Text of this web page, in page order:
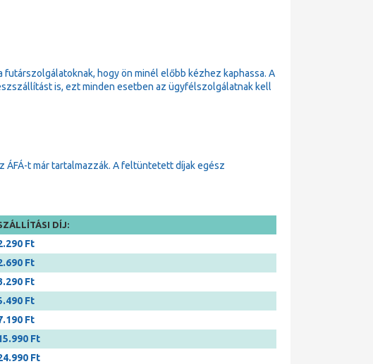
hogy ön minél előbb kézhez kaphassa. A
is, ezt minden esetben az ügyfélszolgálatnak kell
ÁFÁ-t már tartalmazzák. A feltüntetett díjak egész
DÍJ:
Ft
Ft
Ft
Ft
Ft
Ft
Ft